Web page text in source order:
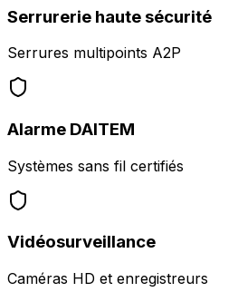
Serrurerie haute sécurité
Serrures multipoints A2P
Alarme DAITEM
Systèmes sans fil certifiés
Vidéosurveillance
Caméras HD et enregistreurs